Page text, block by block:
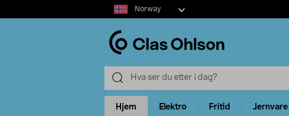
Select
market
Norway
Hjem Elektro Fritid Jernvare